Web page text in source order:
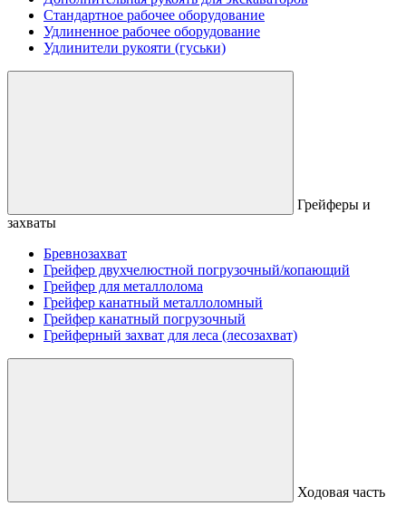
Стандартное рабочее оборудование
Удлиненное рабочее оборудование
Удлинители рукояти (гуськи)
Грейферы и
захваты
Бревнозахват
Грейфер двухчелюстной погрузочный/копающий
Грейфер для металлолома
Грейфер канатный металлоломный
Грейфер канатный погрузочный
Грейферный захват для леса (лесозахват)
Ходовая часть